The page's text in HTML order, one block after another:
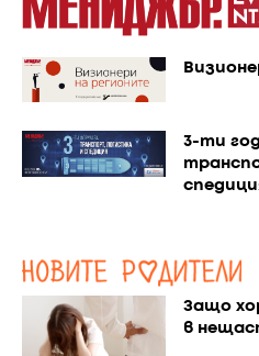
3-ти
Защо
в